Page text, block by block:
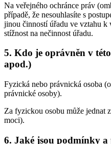
Na veřejného ochránce práv
případě, že nesouhlasíte s
jinou činností úřadu ve vztahu k
stížnost na nečinnost úřadu.
5. Kdo je oprávněn v
apod.)
Fyzická nebo právnická osoba
právnické osoby).
Za fyzickou osobu může jednat
moci).
6. Jaké jsou podmínky